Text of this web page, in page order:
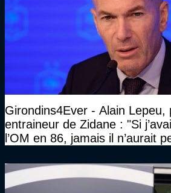
Girondins4Ever - Alain Lepeu,
entraineur de Zidane : "Si
l’OM en 86, jamais il n’aurait